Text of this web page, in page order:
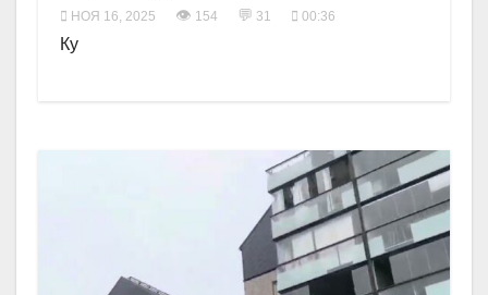
НОЯ 16, 2025 👁 154 💬 31 00:36
Ку